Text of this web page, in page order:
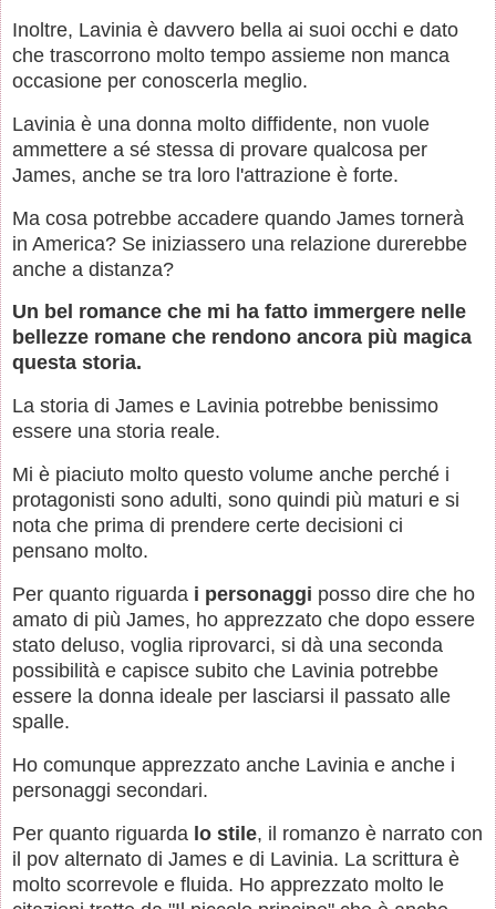
Inoltre, Lavinia è davvero bella ai suoi occhi e dato
che trascorrono molto tempo assieme non manca
occasione per conoscerla meglio.
Lavinia è una donna molto diffidente, non vuole
ammettere a sé stessa di provare qualcosa per
James, anche se tra loro l'attrazione è forte.
Ma cosa potrebbe accadere quando James tornerà
in America? Se iniziassero una relazione durerebbe
anche a distanza?
Un bel romance che mi ha fatto immergere nelle
bellezze romane che rendono ancora più magica
questa storia.
La storia di James e Lavinia potrebbe benissimo
essere una storia reale.
Mi è piaciuto molto questo volume anche perché i
protagonisti sono adulti, sono quindi più maturi e si
nota che prima di prendere certe decisioni ci
pensano molto.
Per quanto riguarda i personaggi posso dire che ho
amato di più James, ho apprezzato che dopo essere
stato deluso, voglia riprovarci, si dà una seconda
possibilità e capisce subito che Lavinia potrebbe
essere la donna ideale per lasciarsi il passato alle
spalle.
Ho comunque apprezzato anche Lavinia e anche i
personaggi secondari.
Per quanto riguarda lo stile, il romanzo è narrato con
il pov alternato di James e di Lavinia. La scrittura è
molto scorrevole e fluida. Ho apprezzato molto le